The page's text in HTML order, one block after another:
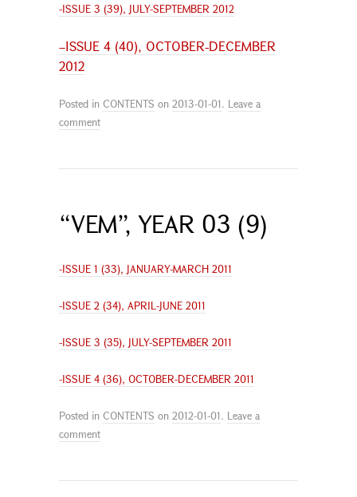
-ISSUE 3 (39), JULY-SEPTEMBER 2012
–ISSUE 4 (40), OCTOBER-DECEMBER
2012
Posted in CONTENTS on 2013-01-01. Leave a
comment
“VEM”, YEAR 03 (9)
-ISSUE 1 (33), JANUARY-MARCH 2011
-ISSUE 2 (34), APRIL-JUNE 2011
-ISSUE 3 (35), JULY-SEPTEMBER 2011
-ISSUE 4 (36), OCTOBER-DECEMBER 2011
Posted in CONTENTS on 2012-01-01. Leave a
comment